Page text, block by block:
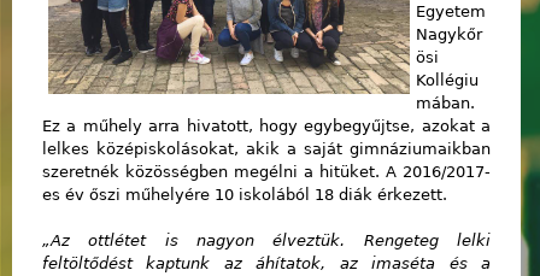
Egyetem
Nagykőr
ösi
Kollégiu
mában.
Ez a műhely arra hivatott, hogy egybegyűjtse, azokat a
lelkes középiskolásokat, akik a saját gimnáziumaikban
szeretnék közösségben megélni a hitüket. A 2016/2017-
es év őszi műhelyére 10 iskolából 18 diák érkezett.
„Az ottlétet is nagyon élveztük. Rengeteg lelki
feltöltődést kaptunk az áhítatok, az imaséta és a